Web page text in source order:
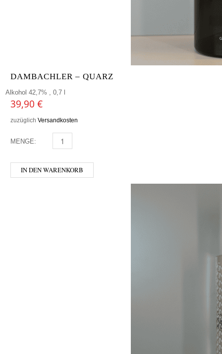
DAMBACHLER – QUARZ
Alkohol 42,7% , 0,7 l
39,90 €
zuzüglich Versandkosten
MENGE: DAMBACHLER - QUARZ MENGE
IN DEN WARENKORB